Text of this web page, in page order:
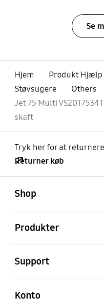
Se
Hjem
Produkt Hjælp
Støvsugere
Others
Jet 75 Multi
skaft
Tryk her for at
Returner køb
Shop
Produkter
Support
Konto